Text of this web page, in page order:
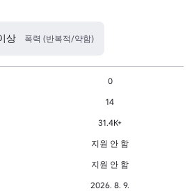
상 폭력 (반복적/약함)
0
14
31.4K+
지원 안 함
지원 안 함
2026. 8. 9.